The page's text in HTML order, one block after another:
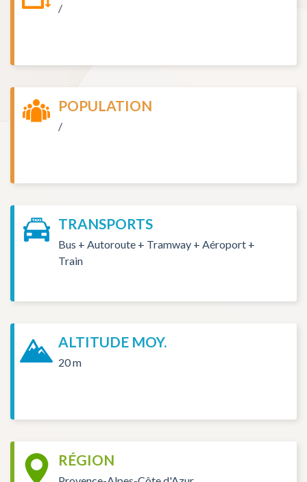
/
POPULATION
/
TRANSPORTS
Bus + Autoroute + Tramway + Aéroport +
Train
ALTITUDE MOY.
20 m
RÉGION